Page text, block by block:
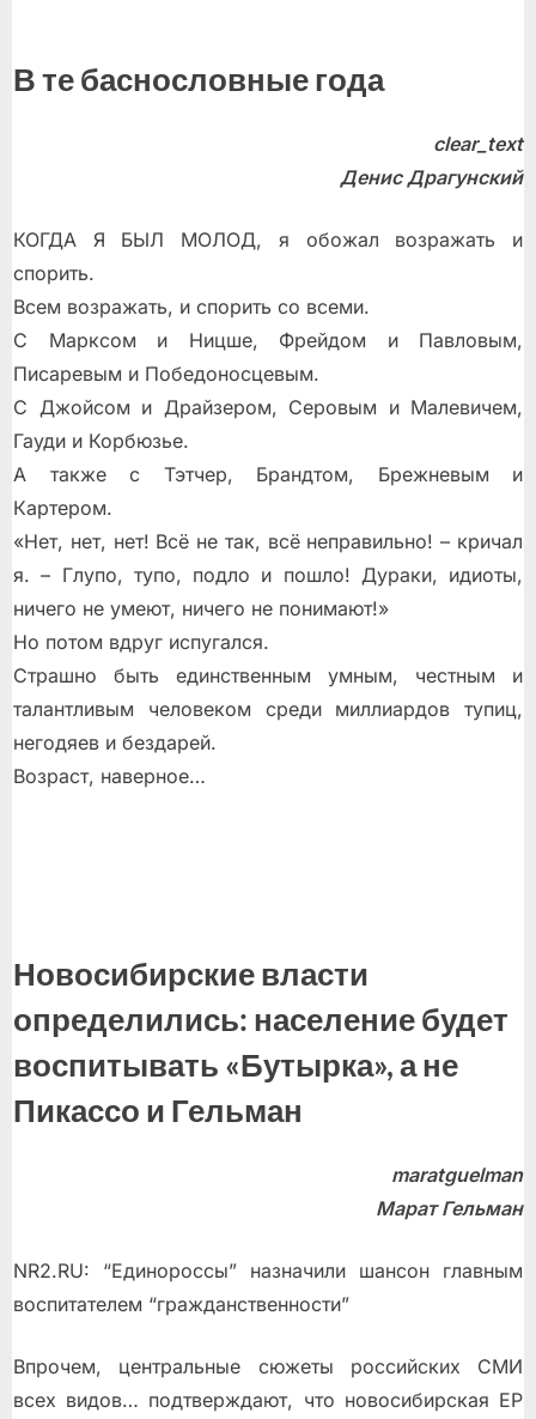
В те баснословные года
clear_text
Денис Драгунский
КОГДА Я БЫЛ МОЛОД, я обожал возражать и
спорить.
Всем возражать, и спорить со всеми.
С Марксом и Ницше, Фрейдом и Павловым,
Писаревым и Победоносцевым.
С Джойсом и Драйзером, Серовым и Малевичем,
Гауди и Корбюзье.
А также с Тэтчер, Брандтом, Брежневым и
Картером.
«Нет, нет, нет! Всё не так, всё неправильно! – кричал
я. – Глупо, тупо, подло и пошло! Дураки, идиоты,
ничего не умеют, ничего не понимают!»
Но потом вдруг испугался.
Страшно быть единственным умным, честным и
талантливым человеком среди миллиардов тупиц,
негодяев и бездарей.
Возраст, наверное…
Новосибирские власти
определились: население будет
воспитывать «Бутырка», а не
Пикассо и Гельман
maratguelman
Марат Гельман
NR2.RU: “Единороссы” назначили шансон главным
воспитателем “гражданственности”
Впрочем, центральные сюжеты российских СМИ
всех видов… подтверждают, что новосибирская ЕР